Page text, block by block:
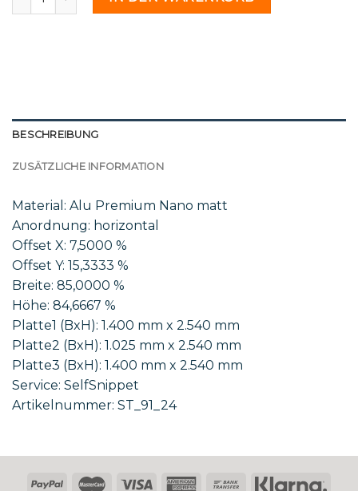
BESCHREIBUNG
ZUSÄTZLICHE INFORMATION
Material: Alu Premium Nano matt
Anordnung: horizontal
Offset X: 7,5000 %
Offset Y: 15,3333 %
Breite: 85,0000 %
Höhe: 84,6667 %
Platte1 (BxH): 1.400 mm x 2.540 mm
Platte2 (BxH): 1.025 mm x 2.540 mm
Platte3 (BxH): 1.400 mm x 2.540 mm
Service: SelfSnippet
Artikelnummer: ST_91_24